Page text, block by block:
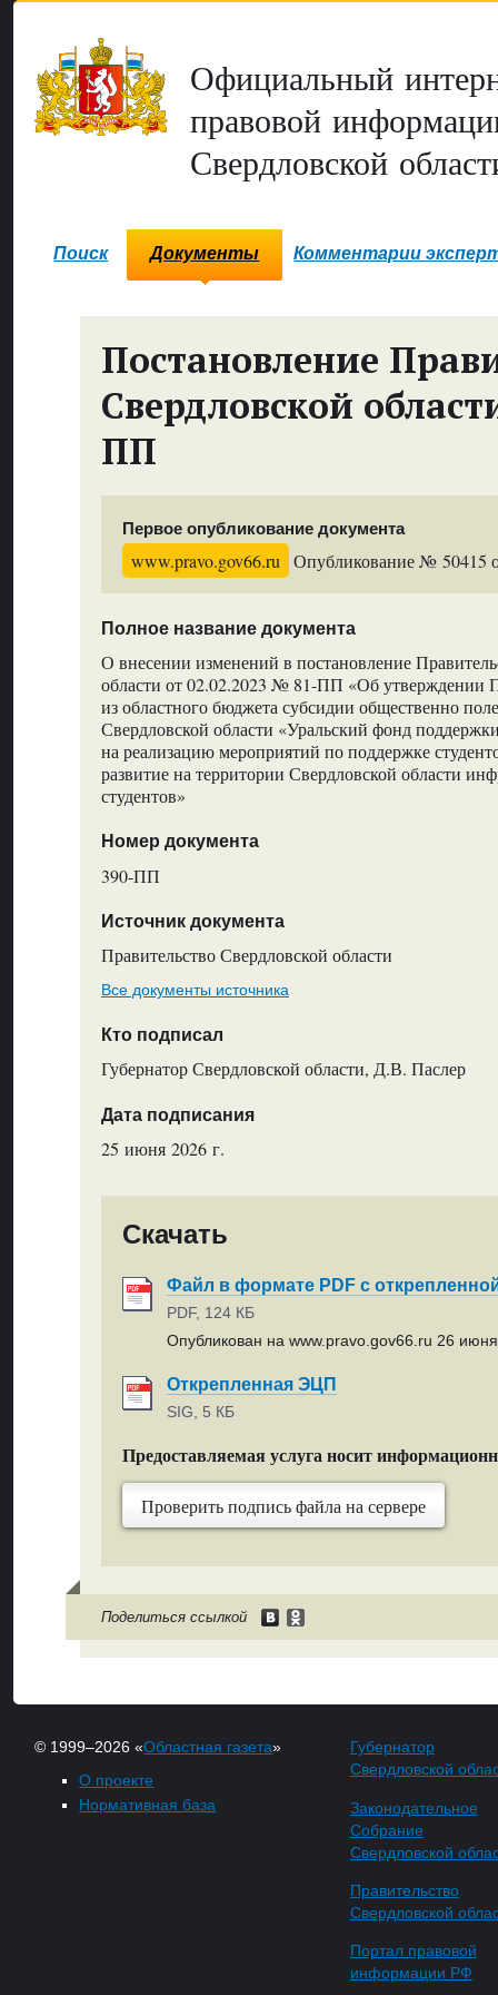
Официальный
правовой
Свердловской
Поиск Документы Комментарии
Постановление
Свердловской
ПП
Первое опубликование документа
www.pravo.gov66.ru Опубликование № 50415
Полное название документа
О внесении изменений в постановление
области от 02.02.2023 № 81-ПП «Об утверждении
из областного бюджета субсидии общественно
Свердловской области «Уральский фонд
на реализацию мероприятий по поддержке
развитие на территории Свердловской области
студентов»
Номер документа
390-ПП
Источник документа
Правительство Свердловской области
Все документы источника
Кто подписал
Губернатор Свердловской области, Д.В. Паслер
Дата подписания
25 июня 2026 г.
Скачать
Файл в формате PDF с
PDF, 124 КБ
Опубликован на www.pravo.gov66.ru 26 июня
Открепленная ЭЦП
SIG, 5 КБ
Предоставляемая услуга носит
Проверить подпись файла на сервере
Поделиться ссылкой
© 1999–2026 «Областная газета»
О проекте
Нормативная база
Губернатор
Свердловской
Законодательное
Собрание
Свердловской
Правительство
Свердловской
Портал правовой
информации РФ